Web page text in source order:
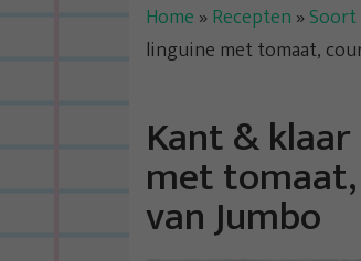
Home » Recepten »
linguine met tomaat,
Kant &
met
van Jumbo